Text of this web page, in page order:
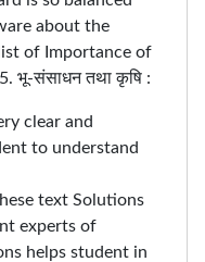
about the
of Importance of
भू-संसाधन तथा कृषि :
clear and
to understand
text Solutions
experts of
helps student in